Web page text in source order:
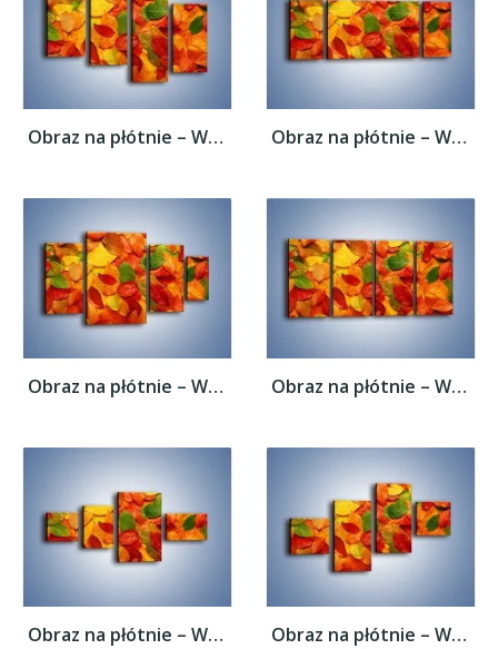
Obraz na płótnie – Wszystkie kolory... Obraz na płótnie – Wszystkie kolory...
Obraz na płótnie – Wszystkie kolory... Obraz na płótnie – Wszystkie kolory...
Obraz na płótnie – Wszystkie kolory... Obraz na płótnie – Wszystkie kolory...